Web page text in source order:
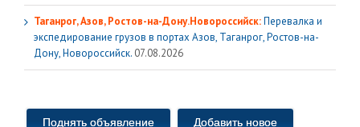
Таганрог, Азов, Ростов-на-Дону.Новороссийск:Перевалка и
экспедирование грузов в портах Азов, Таганрог, Ростов-на-
Дону, Новороссийск. 07.08.2026
Поднять объявление Добавить новое